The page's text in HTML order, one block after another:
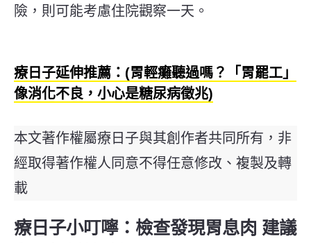
險，則可能考慮住院觀察一天。
療日子延伸推薦：(胃輕癱聽過嗎？「胃罷工」
像消化不良，小心是糖尿病徵兆)
本文著作權屬療日子與其創作者共同所有，非
經取得著作權人同意不得任意修改、複製及轉
載
療日子小叮嚀：檢查發現胃息肉 建議